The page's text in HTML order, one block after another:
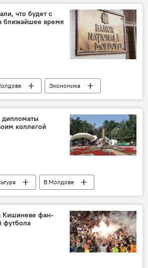
санкции
отмена
антироссийские санкции
что будет с
ближайшее время
Экономика
Нацбанк
ккредиты
дипломаты
коллегой
В Молдове
Кишинев
Молдова
Пушкин
Кишиневе фан-
футбола